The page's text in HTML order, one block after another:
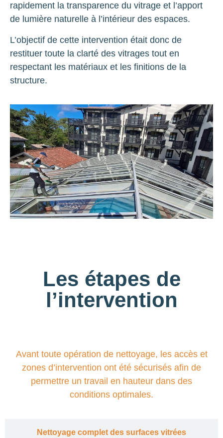
rapidement la transparence du vitrage et l’apport
de lumière naturelle à l’intérieur des espaces.
L’objectif de cette intervention était donc de
restituer toute la clarté des vitrages tout en
respectant les matériaux et les finitions de la
structure.
Les étapes de
l’intervention
Nettoyage complet des surfaces vitrées
Avant toute opération de nettoyage, les accès et
zones d’intervention ont été sécurisés afin de
permettre un travail en hauteur dans des
conditions optimales.